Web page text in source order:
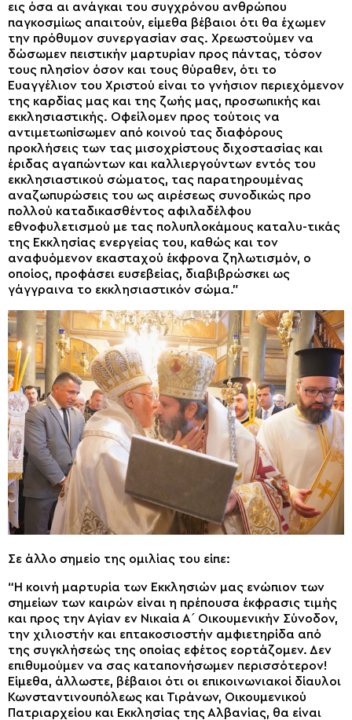
εις όσα αι ανάγκαι του συγχρόνου ανθρώπου
παγκοσμίως απαιτούν, είμεθα βέβαιοι ότι θα έχωμεν
την πρόθυμον συνεργασίαν σας. Χρεωστούμεν να
δώσωμεν πειστικήν μαρτυρίαν προς πάντας, τόσον
τους πλησίον όσον και τους θύραθεν, ότι το
Ευαγγέλιον του Χριστού είναι το γνήσιον περιεχόμενον
της καρδίας μας και της ζωής μας, προσωπικής και
εκκλησιαστικής. Οφείλομεν προς τούτοις να
αντιμετωπίσωμεν από κοινού τας διαφόρους
προκλήσεις των τας μισοχρίστους διχοστασίας και
έριδας αγαπώντων και καλλιεργούντων εντός του
εκκλησιαστικού σώματος, τας παρατηρουμένας
αναζωπυρώσεις του ως αιρέσεως συνοδικώς προ
πολλού καταδικασθέντος αφιλαδέλφου
εθνοφυλετισμού με τας πολυπλοκάμους καταλυ-τικάς
της Εκκλησίας ενεργείας του, καθώς και τον
αναφυόμενον εκασταχού έκφρονα ζηλωτισμόν, ο
οποίος, προφάσει ευσεβείας, διαβιβρώσκει ως
γάγγραινα το εκκλησιαστικόν σώμα.”
Σε άλλο σημείο της ομιλίας του είπε:
“Η κοινή μαρτυρία των Εκκλησιών μας ενώπιον των
σημείων των καιρών είναι η πρέπουσα έκφρασις τιμής
και προς την Αγίαν εν Νικαία Α´ Οικουμενικήν Σύνοδον,
την χιλιοστήν και επτακοσιοστήν αμφιετηρίδα από
της συγκλήσεώς της οποίας εφέτος εορτάζομεν. Δεν
επιθυμούμεν να σας καταπονήσωμεν περισσότερον!
Είμεθα, άλλωστε, βέβαιοι ότι οι επικοινωνιακοί δίαυλοι
Κωνσταντινουπόλεως και Τιράνων, Οικουμενικού
Πατριαρχείου και Εκκλησίας της Αλβανίας, θα είναι